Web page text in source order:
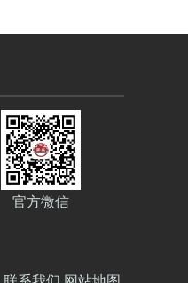
官方微信